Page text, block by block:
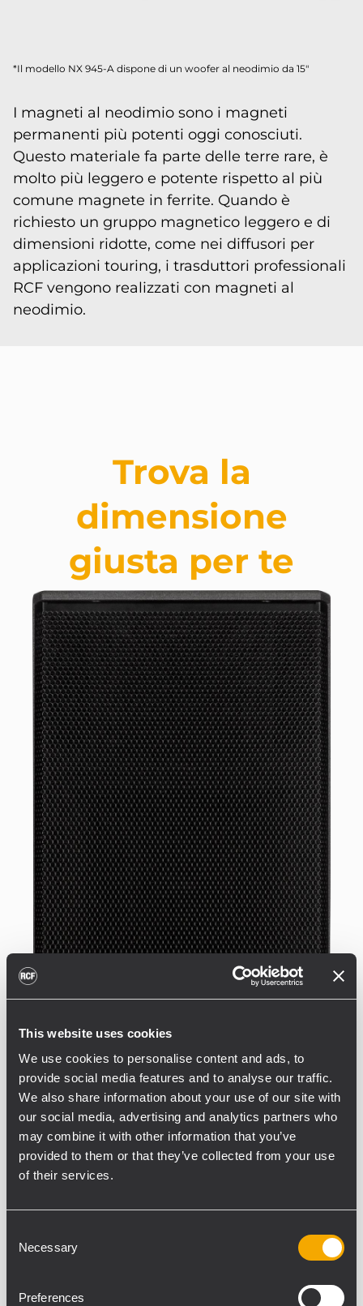
This website uses cookies
We use cookies to personalise content and ads, to
provide social media features and to analyse our traffic.
We also share information about your use of our site with
our social media, advertising and analytics partners who
may combine it with other information that you’ve
provided to them or that they’ve collected from your use
of their services.
Selection
Necessary
Preferences
*Il modello NX 945-A dispone di un woofer al neodimio da 15"
I magneti al neodimio sono i magneti
permanenti più potenti oggi conosciuti.
Questo materiale fa parte delle terre rare, è
molto più leggero e potente rispetto al più
comune magnete in ferrite. Quando è
richiesto un gruppo magnetico leggero e di
dimensioni ridotte, come nei diffusori per
applicazioni touring, i trasduttori professionali
RCF vengono realizzati con magneti al
neodimio.
Trova la
dimensione
giusta per te